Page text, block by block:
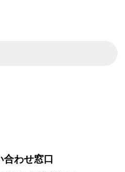
合わせ窓口